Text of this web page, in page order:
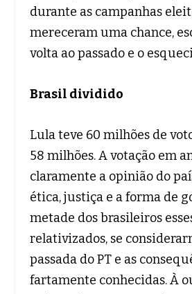
durante as campanhas
mereceram uma chance,
volta ao passado e o
Brasil dividido
Lula teve 60 milhões de
58 milhões. A votação em
claramente a opinião do
ética, justiça e a forma de
metade dos brasileiros
relativizados, se
passada do PT e as
fartamente conhecidas. À